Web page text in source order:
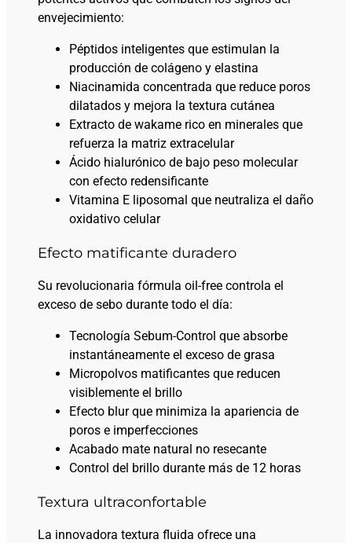
envejecimiento:
Péptidos inteligentes que estimulan la
producción de colágeno y elastina
Niacinamida concentrada que reduce poros
dilatados y mejora la textura cutánea
Extracto de wakame rico en minerales que
refuerza la matriz extracelular
Ácido hialurónico de bajo peso molecular
con efecto redensificante
Vitamina E liposomal que neutraliza el daño
oxidativo celular
Efecto matificante duradero
Su revolucionaria fórmula oil-free controla el
exceso de sebo durante todo el día:
Tecnología Sebum-Control que absorbe
instantáneamente el exceso de grasa
Micropolvos matificantes que reducen
visiblemente el brillo
Efecto blur que minimiza la apariencia de
poros e imperfecciones
Acabado mate natural no resecante
Control del brillo durante más de 12 horas
Textura ultraconfortable
La innovadora textura fluida ofrece una